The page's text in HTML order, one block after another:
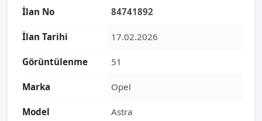
İlan No 84741892
İlan Tarihi 17.02.2026
Görüntülenme 51
Marka Opel
Model Astra